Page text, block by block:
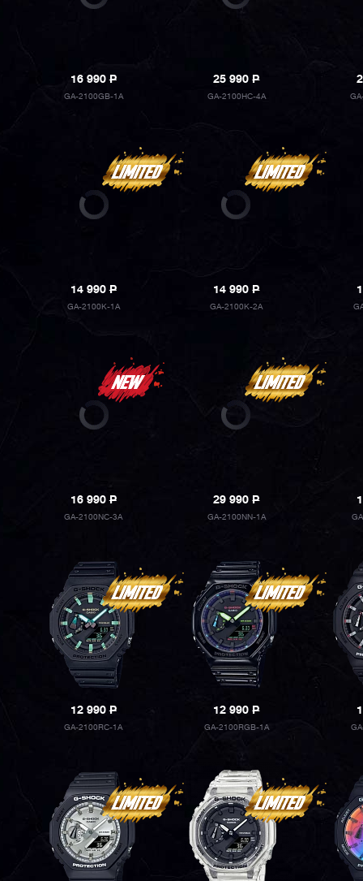
16 990P
GA-2100GB-1A
25 990P
GA-2100HC-4A
14 990P
GA-2100K-1A
14 990P
GA-2100K-2A
16 990P
GA-2100NC-3A
29 990P
GA-2100NN-1A
12 990P
GA-2100RC-1A
12 990P
GA-2100RGB-1A